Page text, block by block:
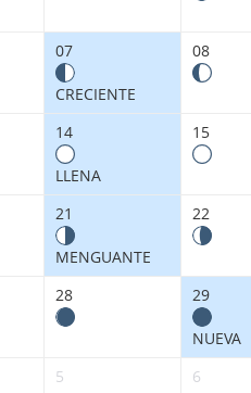
07
CRECIENTE
08
14
LLENA
15
21
MENGUANTE
22
28 29
NUEVA
5 6